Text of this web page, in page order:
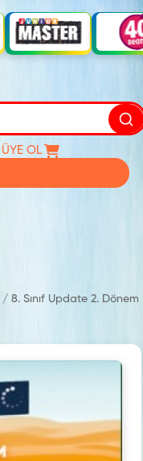
ÜYE OL
/8. Sınıf Update 2. Dönem